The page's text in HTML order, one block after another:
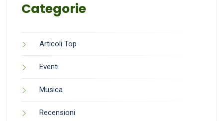
Categorie
Articoli Top
Eventi
Musica
Recensioni